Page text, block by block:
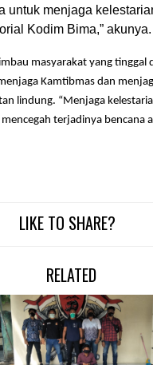
Warga Dena Hadapi
Bersih
Polsek Bolo
Sabu di Tambe, 2
Diamankan Bersama
Sabu Siap Edar
untuk menjaga
Kodim Bima,” akunya.
masyarakat yang tinggal
Kamtibmas dan
lindung. “Menjaga
terjadinya bencana
LIKE TO SHARE?
RELATED